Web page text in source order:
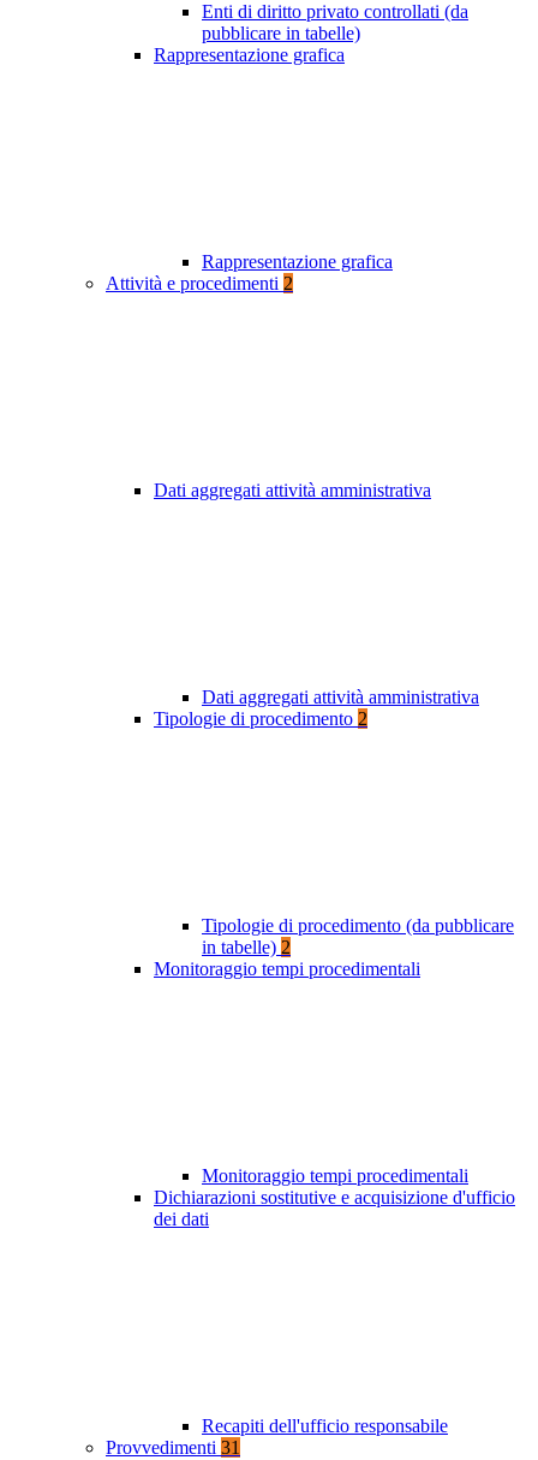
Enti di diritto privato controllati (da
pubblicare in tabelle)
Rappresentazione grafica
Rappresentazione grafica
Attività e procedimenti 2
Dati aggregati attività amministrativa
Dati aggregati attività amministrativa
Tipologie di procedimento 2
Tipologie di procedimento (da pubblicare
in tabelle) 2
Monitoraggio tempi procedimentali
Monitoraggio tempi procedimentali
Dichiarazioni sostitutive e acquisizione d'ufficio
dei dati
Recapiti dell'ufficio responsabile
Provvedimenti 31